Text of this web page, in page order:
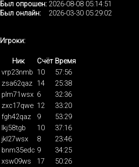
Был опрошен: 2026-08-08 05:14:51
Был онлайн: 2026-03-30 05:29:02
Игроки:
Ник Счёт Время
vrp23nmb 10
57:56
zsa62qaz
14
25:38
plm71wsx 6
32:36
zxc17qwe 12
33:20
fgh42qaz
9
53:29
lkj58tgb
10
37:16
jkl27wsx
8
23:46
bnm35edc 9
34:25
xsw09ws
17 50:26